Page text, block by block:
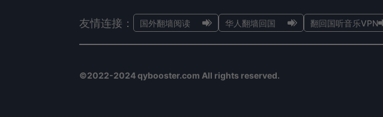
友情连接： 国外翻墙阅读 华人翻墙回国 翻回国听音乐VPN
©2022-2024 qybooster.com All rights reserved.